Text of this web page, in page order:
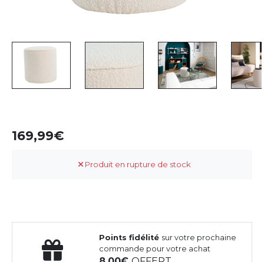
169,99
Produit en rupture de stock
Points fidélité sur votre prochaine
commande pour votre achat